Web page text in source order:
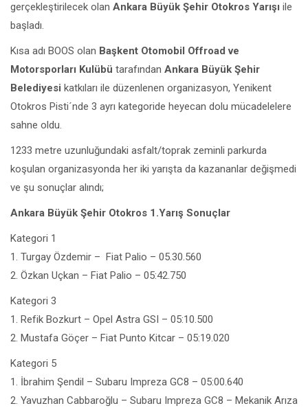
gerçekleştirilecek olan Ankara Büyük Şehir Otokros Yarışı ile
başladı.
Kısa adı BOOS olan Başkent Otomobil Offroad ve
Motorsporları Kulübü tarafından Ankara Büyük Şehir
Belediyesi katkıları ile düzenlenen organizasyon, Yenikent
Otokros Pisti´nde 3 ayrı kategoride heyecan dolu mücadelelere
sahne oldu.
1233 metre uzunluğundaki asfalt/toprak zeminli parkurda
koşulan organizasyonda her iki yarışta da kazananlar değişmedi
ve şu sonuçlar alındı;
Ankara Büyük Şehir Otokros 1.Yarış Sonuçlar
Kategori 1
1. Turgay Özdemir – Fiat Palio – 05.30.560
2. Özkan Uçkan – Fiat Palio – 05:42.750
Kategori 3
1. Refik Bozkurt – Opel Astra GSI – 05:10.500
2. Mustafa Göçer – Fiat Punto Kitcar – 05:19.020
Kategori 5
1. İbrahim Şendil – Subaru Impreza GC8 – 05:00.640
2. Yavuzhan Cabbaroğlu – Subaru Impreza GC8 – Mekanik Arıza